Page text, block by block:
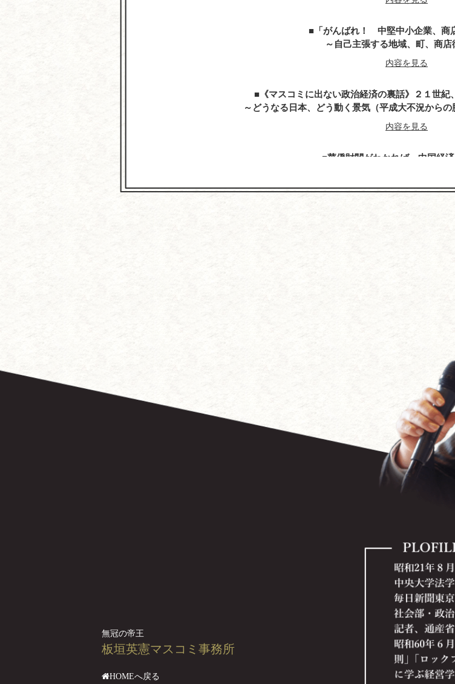
内容を見る
がんばれ経営者～山内一豊の妻に学ぶ
内容を見る
不信の時代なればこそ『誠』
～新選組の精神と行動の美学をビジ
内容を見る
内容を見る
徳川３代に学ぶ経営成功法～国づくり・企業づ
上杉鷹山の藩政改革に学ぶ ～企業再
「がんばれ！ 中堅中小企業、商
～自己主張する地域、町、商店
内容を見る
《マスコミに出ない政治経済の裏話》２１世紀
～どうなる日本、どう動く景気（平成大不況からの
内容を見る
華僑財閥がわかれば、中国経済
内容を見る
【アメリカの経営学者･ピータード
『これからの企業の経営』～「人を幸福にする」
「戦艦大和の最期」（吉田満
～なぜ戦艦大和は、日本人の心を
『２０１１年は、こう動く！激変する
～米国大乱、中国争乱、北朝鮮混乱、
内容を見る
米国ブッシュ政権の世界戦略と
～日本経済の再生から有事立法、個人
全社員が知っておくべき情
～企業の情報資産を守り「情報管理の
内容を見る
今こそチャンス！ 立ち上がれ企
内容を見る
無冠の帝王
板垣英憲マスコミ事務所
HOMEへ戻る